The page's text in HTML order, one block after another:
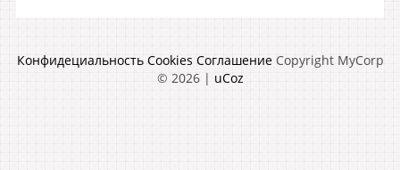
Конфидециальность Cookies Соглашение Copyright MyCorp
© 2026| uCoz